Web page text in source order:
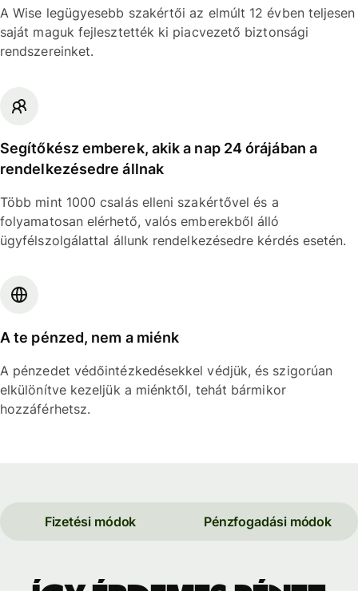
A Wise legügyesebb szakértői az elmúlt 12 évben teljesen
saját maguk fejlesztették ki piacvezető biztonsági
rendszereinket.
Segítőkész emberek, akik a nap 24 órájában a
rendelkezésedre állnak
Több mint 1000 csalás elleni szakértővel és a
folyamatosan elérhető, valós emberekből álló
ügyfélszolgálattal állunk rendelkezésedre kérdés esetén.
A te pénzed, nem a miénk
A pénzedet védőintézkedésekkel védjük, és szigorúan
elkülönítve kezeljük a miénktől, tehát bármikor
hozzáférhetsz.
Fizetési módok Pénzfogadási módok